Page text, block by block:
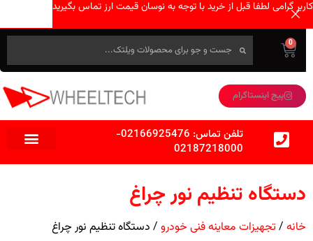
0
پیج اینستاگرام
تلفن تماس: 02166925476
-
02187218000
دستگاه تنظیم نور چراغ
خانه تجهیزات معاینه فنی خودرو دستگاه تنظیم نور چراغ
کاربر گرامی لطفا قبل از خرید با توجه به نوسان قیمت ارز تماس بگیرید